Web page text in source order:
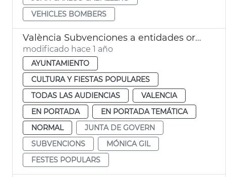
VEHICLES BOMBERS
València Subvenciones a entidades organizadoras de fiestas
modificado hace 1 año
AYUNTAMIENTO
CULTURA Y FIESTAS POPULARES
TODAS LAS AUDIENCIAS
VALENCIA
EN PORTADA
EN PORTADA TEMÁTICA
NORMAL
JUNTA DE GOVERN
SUBVENCIONS
MÓNICA GIL
FESTES POPULARS